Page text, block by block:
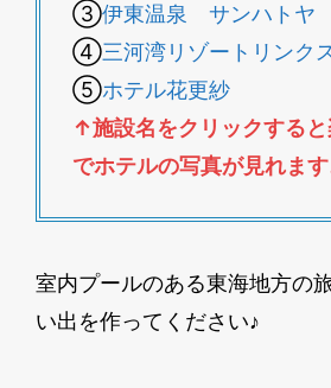
③伊東温泉 サンハトヤ
④三河湾リゾートリンク
⑤ホテル花更紗
↑施設名をクリックする
でホテルの写真が見れます
室内プールのある東海地方の
い出を作ってください♪